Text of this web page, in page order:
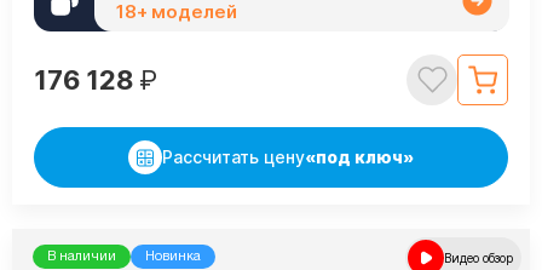
18+ моделей
176 128 ₽
Рассчитать цену«под ключ»
В наличии Новинка Видео обзор